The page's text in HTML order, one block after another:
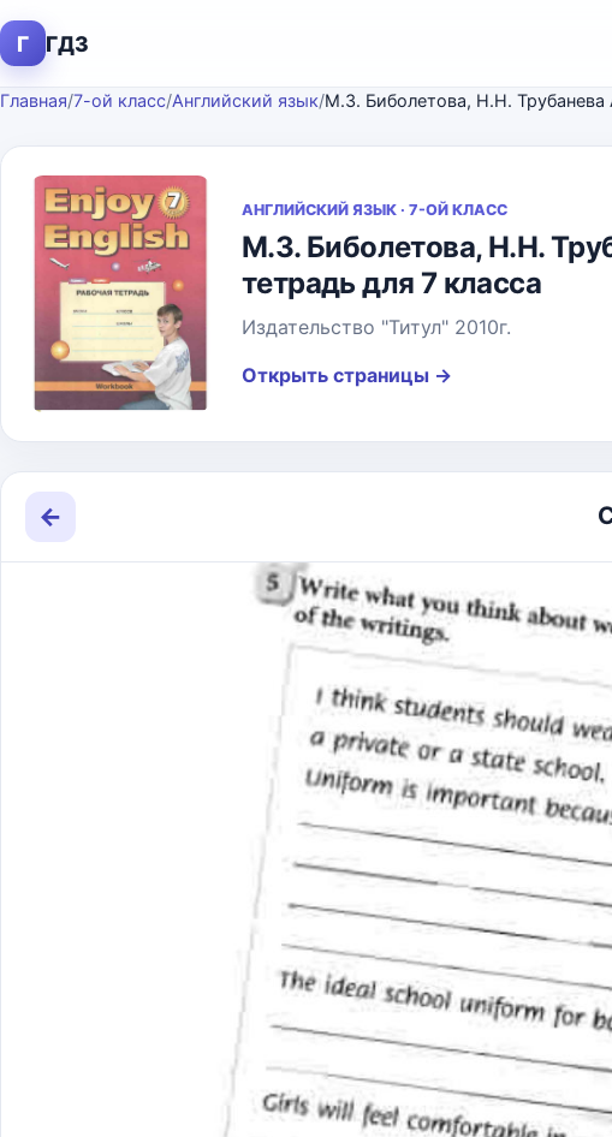
Г ГДЗ
Главная/7-ой класс/Английский язык/
АНГЛИЙСКИЙ ЯЗЫК · 7-ОЙ КЛАСС
М.З. Биболетова, Н.Н.
тетрадь для 7 класса
Издательство "Титул" 2010г.
Открыть страницы →
←